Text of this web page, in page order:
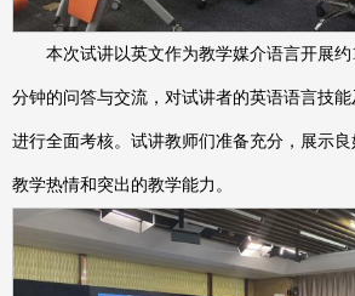
本次试讲以英文作为教学媒介语言开展
分钟的问答与交流，对试讲者的英语语言技
进行全面考核。试讲教师们准备充分，展示
教学热情和突出的教学能力。